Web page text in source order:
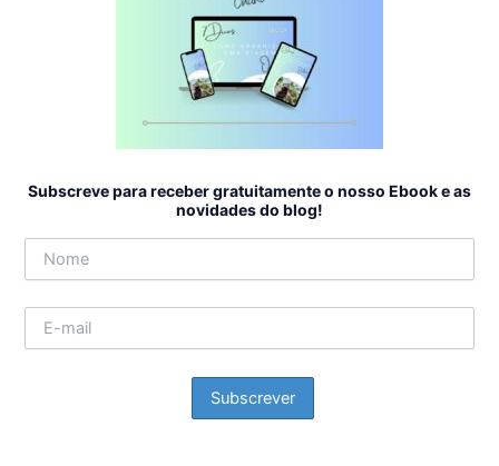
Subscreve para receber gratuitamente o nosso Ebook e as
novidades do blog!